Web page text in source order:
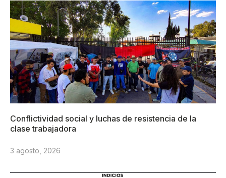
Conflictividad social y luchas de resistencia de la
clase trabajadora
3 agosto, 2026